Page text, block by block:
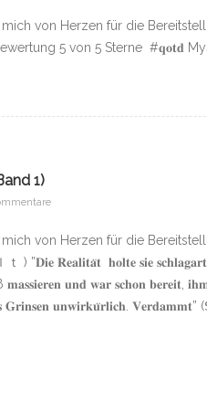
von Herzen für die
5 von 5 Sterne #𝐪𝐨𝐭𝐝
1)
von Herzen für die
𝐑𝐞𝐚𝐥𝐢𝐭𝐚̈𝐭 𝐡𝐨𝐥𝐭𝐞 𝐬𝐢𝐞
𝐮𝐧𝐝 𝐰𝐚𝐫 𝐬𝐜𝐡𝐨𝐧 𝐛𝐞𝐫𝐞𝐢𝐭,
𝐆𝐫𝐢𝐧𝐬𝐞𝐧 𝐮𝐧𝐰𝐢𝐫𝐤𝐮̈𝐫𝐥𝐢𝐜𝐡. 𝐕𝐞𝐫𝐝𝐚𝐦𝐦𝐭”